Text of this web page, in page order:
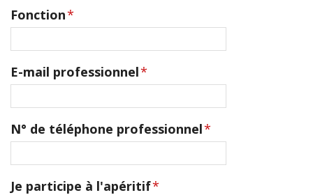
Fonction*
E-mail professionnel*
N° de téléphone professionnel*
Je participe à l'apéritif*